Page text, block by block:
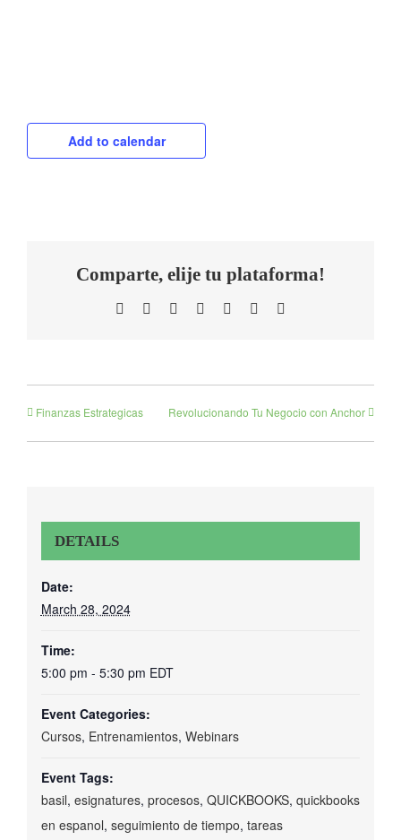
Add to calendar
Comparte, elije tu plataforma!
Facebook
TwitterLinkedInWhatsAppTelegram
Tumblr
Finanzas Estrategicas Revolucionando Tu Negocio con Anchor
DETAILS
Date:
March 28, 2024
Time:
5:00 pm - 5:30 pm EDT
Event Categories:
Cursos, Entrenamientos, Webinars
Event Tags:
basil, esignatures, procesos, QUICKBOOKS, quickbooks
en espanol, seguimiento de tiempo, tareas